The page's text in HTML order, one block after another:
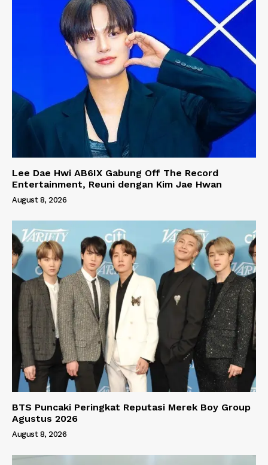
Lee Dae Hwi AB6IX Gabung Off The Record
Entertainment, Reuni dengan Kim Jae Hwan
August 8, 2026
BTS Puncaki Peringkat Reputasi Merek Boy Group
Agustus 2026
August 8, 2026